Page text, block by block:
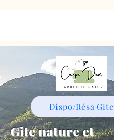
Dispo/Résa Gite
Gite nature et